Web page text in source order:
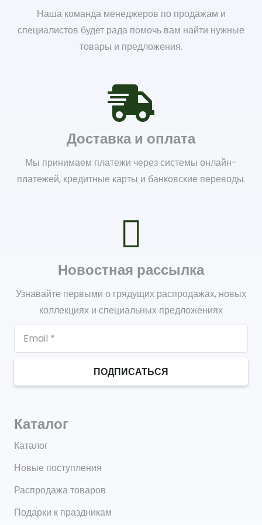
Наша команда менеджеров по продажам и
специалистов будет рада помочь вам найти нужные
товары и предложения.
Доставка и оплата
Мы принимаем платежи через системы онлайн-
платежей, кредитные карты и банковские переводы.
Новостная рассылка
Узнавайте первыми о грядущих распродажах, новых
коллекциях и специальных предложениях
ПОДПИСАТЬСЯ
Каталог
Каталог
Новые поступления
Распродажа товаров
Подарки к праздникам